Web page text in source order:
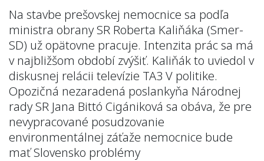
Na stavbe prešovskej nemocnice sa podľa
ministra obrany SR Roberta Kaliňáka (Smer-
SD) už opätovne pracuje. Intenzita prác sa má
v najbližšom období zvýšiť. Kaliňák to uviedol v
diskusnej relácii televízie TA3 V politike.
Opozičná nezaradená poslankyňa Národnej
rady SR Jana Bittó Cigániková sa obáva, že pre
nevypracované posudzovanie
environmentálnej záťaže nemocnice bude
mať Slovensko problémy